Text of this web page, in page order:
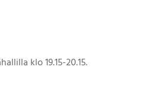
klo 19.15-20.15.